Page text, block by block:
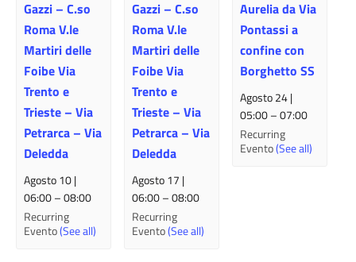
Gazzi – C.so
Roma V.le
Martiri delle
Foibe Via
Trento e
Trieste – Via
Petrarca – Via
Deledda
Agosto 10 |
06:00–08:00
Recurring
Evento(See all)
Gazzi – C.so
Roma V.le
Martiri delle
Foibe Via
Trento e
Trieste – Via
Petrarca – Via
Deledda
Agosto 17 |
06:00–08:00
Recurring
Evento(See all)
Aurelia da Via
Pontassi a
confine con
Borghetto SS
Agosto 24 |
05:00–07:00
Recurring
Evento(See all)